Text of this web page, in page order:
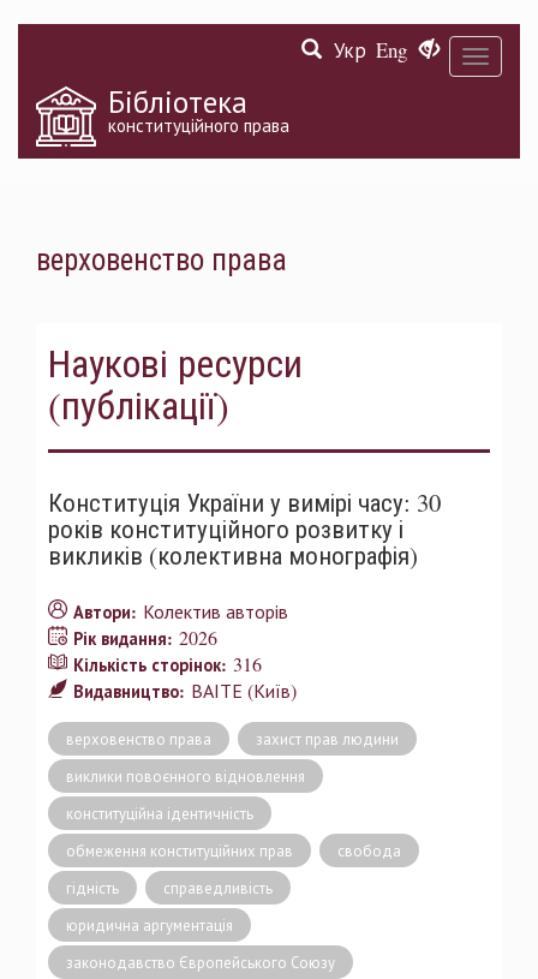
Toggle
Укр Eng
Бібліотека
конституційного права
верховенство права
Наукові ресурси
(публікації)
Конституція України у вимірі часу: 30
років конституційного розвитку і
викликів (колективна монографія)
Автори: Колектив авторів
Рік видання: 2026
Кількість сторінок: 316
Видавництво: ВАІТЕ (Київ)
верховенство права
захист прав людини
виклики повоєнного відновлення
конституційна ідентичність
обмеження конституційних прав
свобода
гідність
справедливість
юридична аргументація
законодавство Європейського Союзу